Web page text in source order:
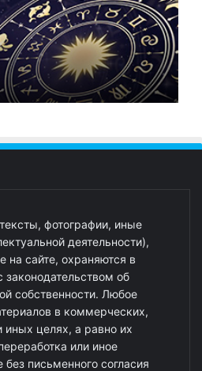
фотографии, иные
деятельности),
на сайте, охраняются в
законодательством об
собственности. Любое
в коммерческих,
целях, а равно их
или иное
письменного согласия